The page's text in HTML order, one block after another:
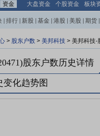
资金 大盘资金 个股资金 板块
排行 新股 基金 港股 美股 期货
> 股东户数 > 美邦科技 > 美邦科技-
股东户数历史详情
变化趋势图